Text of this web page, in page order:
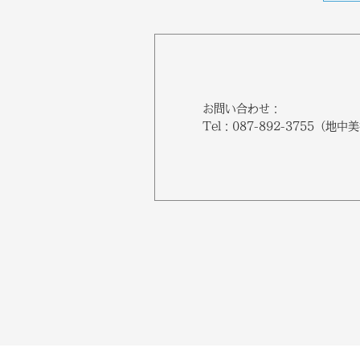
お問い合わせ：
Tel：087-892-3755（地中美